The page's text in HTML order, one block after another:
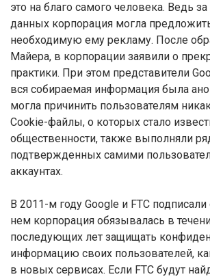
это на благо самого человека. Ведь за
данных корпорация могла
необходимую ему рекламу. После
Майера, в корпорации заявили о
практики. При этом представители
вся собираемая информация была
могла причинить пользователям
Cookie-файлы, о которых стало
общественности, также выполняли
подтвержденных самими
аккаунтах.
В 2011-м году Google и FTC
нем корпорация обязывалась в
последующих лет защищать
информацию своих пользователей,
в новых сервисах. Если FTC будут